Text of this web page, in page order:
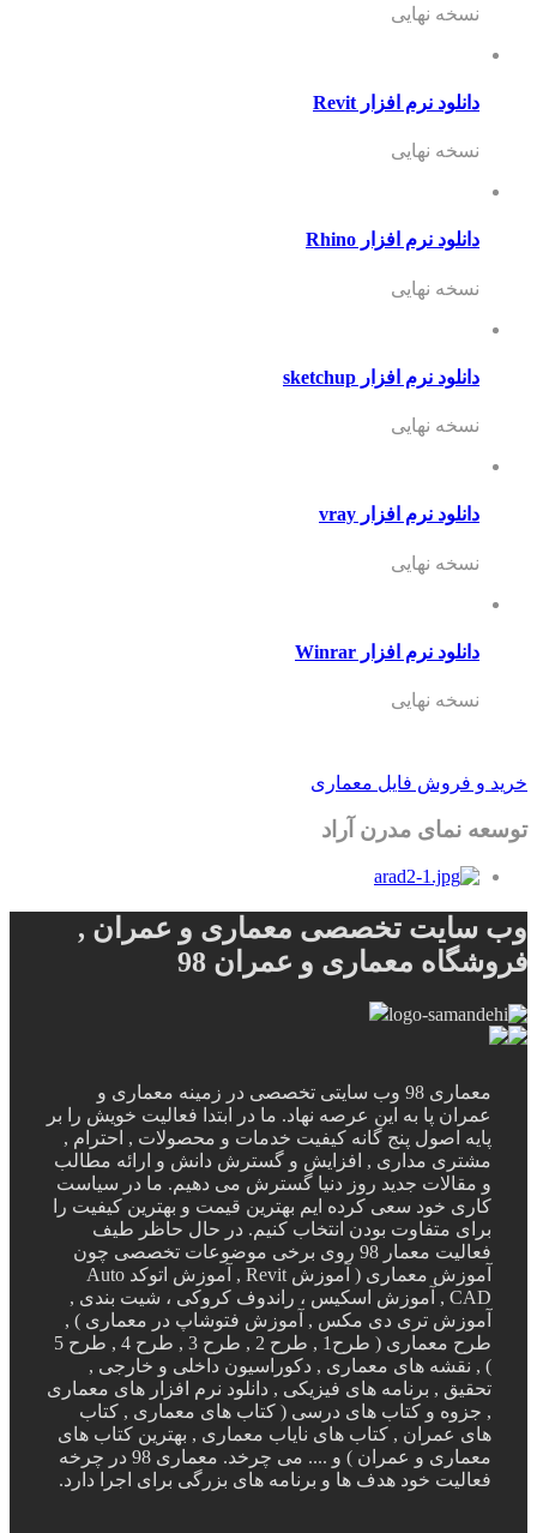
نسخه نهایی
دانلود نرم افزار Revit
نسخه نهایی
دانلود نرم افزار Rhino
نسخه نهایی
دانلود نرم افزار sketchup
نسخه نهایی
دانلود نرم افزار vray
نسخه نهایی
دانلود نرم افزار Winrar
نسخه نهایی
خرید و فروش فایل معماری
توسعه نمای مدرن آراد
وب سایت تخصصی معماری و عمران ,
فروشگاه معماری و عمران 98
معماری 98 وب سایتی تخصصی در زمینه معماری و
عمران پا به این عرصه نهاد. ما در ابتدا فعالیت خویش را بر
پایه اصول پنج گانه کیفیت خدمات و محصولات , احترام ,
مشتری مداری , افزایش و گسترش دانش و ارائه مطالب
و مقالات جدید روز دنیا گسترش می دهیم. ما در سیاست
کاری خود سعی کرده ایم بهترین قیمت و بهترین کیفیت را
برای متفاوت بودن انتخاب کنیم. در حال حاظر طیف
فعالیت معمار 98 روی برخی موضوعات تخصصی چون
آموزش معماری ( آموزش Revit , آموزش اتوکد Auto
CAD , آموزش اسکیس ، راندوف کروکی ، شیت بندی ,
آموزش تری دی مکس , آموزش فتوشاپ در معماری ) ,
طرح معماری ( طرح1 , طرح 2 , طرح 3 , طرح 4 , طرح 5
) , نقشه های معماری , دکوراسیون داخلی و خارجی ,
تحقیق , برنامه های فیزیکی , دانلود نرم افزار های معماری
, جزوه و کتاب های درسی ( کتاب های معماری , کتاب
های عمران , کتاب های نایاب معماری , بهترین کتاب های
معماری و عمران ) و .... می چرخد. معماری 98 در چرخه
فعالیت خود هدف ها و برنامه های بزرگی برای اجرا دارد.